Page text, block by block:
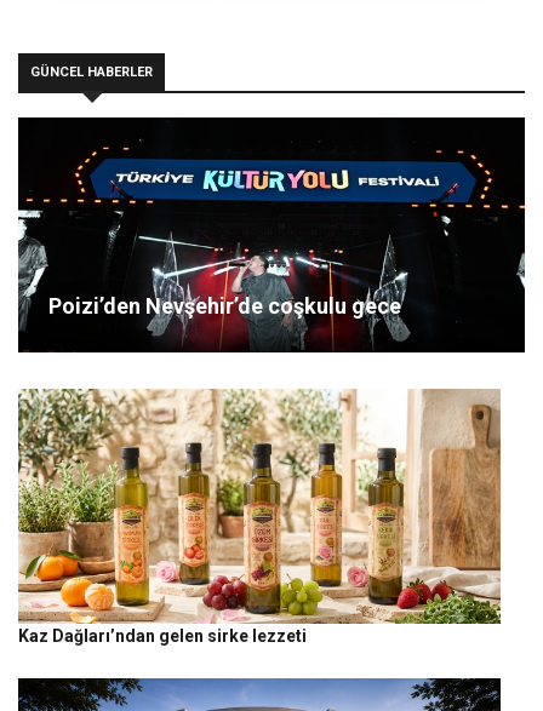
GÜNCEL HABERLER
Poizi’den Nevşehir’de coşkulu gece
Kaz Dağları’ndan gelen sirke lezzeti